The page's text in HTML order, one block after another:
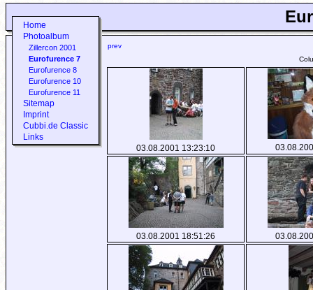
Home
Photoalbum
Zillercon 2001
Eurofurence 7
Eurofurence 8
Eurofurence 10
Eurofurence 11
Sitemap
Imprint
Cubbi.de Classic
Links
prev
03.08.2001 13:23:10
03.08.2001 18:51:26